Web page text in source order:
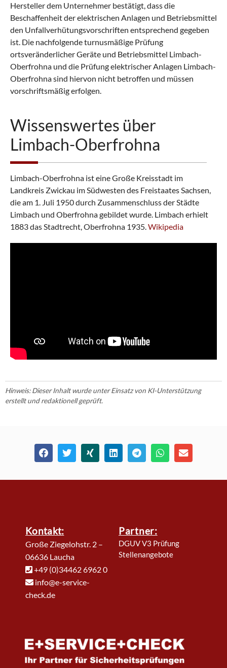
Hersteller dem Unternehmer bestätigt, dass die
Beschaffenheit der elektrischen Anlagen und Betriebsmittel
den Unfallverhütungsvorschriften entsprechend gegeben
ist. Die nachfolgende turnusmäßige Prüfung
ortsveränderlicher Geräte und Betriebsmittel Limbach-
Oberfrohna und die Prüfung elektrischer Anlagen Limbach-
Oberfrohna sind hiervon nicht betroffen und müssen
vorschriftsmäßig erfolgen.
Wissenswertes über
Limbach-Oberfrohna
Limbach-Oberfrohna ist eine Große Kreisstadt im
Landkreis Zwickau im Südwesten des Freistaates Sachsen,
die am 1. Juli 1950 durch Zusammenschluss der Städte
Limbach und Oberfrohna gebildet wurde. Limbach erhielt
1883 das Stadtrecht, Oberfrohna 1935.Wikipedia
Hinweis: Dieser Inhalt wurde unter Einsatz von KI-Unterstützung
erstellt und redaktionell geprüft.
Kontakt:
Große Ziegelohstr. 2 –
06636 Laucha
+49 (0)34462 6962 0
info@e-service-
check.de
Partner:
DGUV V3 Prüfung
Stellenangebote